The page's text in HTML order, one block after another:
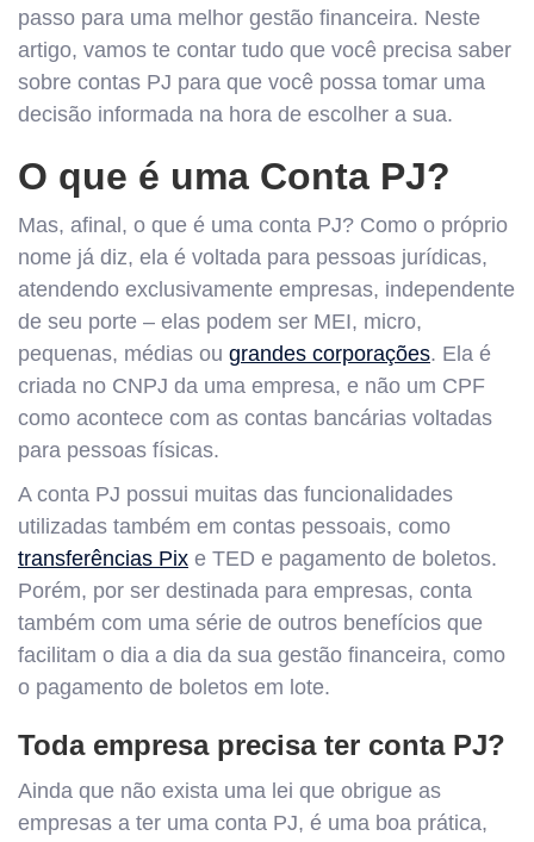
passo para uma melhor gestão financeira. Neste
artigo, vamos te contar tudo que você precisa saber
sobre contas PJ para que você possa tomar uma
decisão informada na hora de escolher a sua.
O que é uma Conta PJ?
Mas, afinal, o que é uma conta PJ? Como o próprio
nome já diz, ela é voltada para pessoas jurídicas,
atendendo exclusivamente empresas, independente
de seu porte – elas podem ser MEI, micro,
pequenas, médias ou grandes corporações. Ela é
criada no CNPJ da uma empresa, e não um CPF
como acontece com as contas bancárias voltadas
para pessoas físicas.
A conta PJ possui muitas das funcionalidades
utilizadas também em contas pessoais, como
transferências Pix e TED e pagamento de boletos.
Porém, por ser destinada para empresas, conta
também com uma série de outros benefícios que
facilitam o dia a dia da sua gestão financeira, como
o pagamento de boletos em lote.
Toda empresa precisa ter conta PJ?
Ainda que não exista uma lei que obrigue as
empresas a ter uma conta PJ, é uma boa prática,